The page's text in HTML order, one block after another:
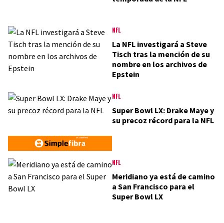
NFL
La NFL investigará a Steve
Tisch tras la mención de su
nombre en los archivos de
Epstein
NFL
Super Bowl LX: Drake Maye y
su precoz récord para la NFL
NFL
Meridiano ya está de camino
a San Francisco para el
Super Bowl LX